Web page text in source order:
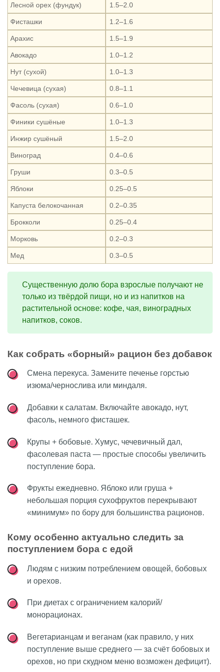
Лесной орех (фундук) 1.5–2.0
Фисташки 1.2–1.6
Арахис 1.5–1.9
Авокадо 1.0–1.2
Нут (сухой) 1.0–1.3
Чечевица (сухая) 0.8–1.1
Фасоль (сухая) 0.6–1.0
Финики сушёные 1.0–1.3
Инжир сушёный 1.5–2.0
Виноград 0.4–0.6
Груши 0.3–0.5
Яблоки 0.25–0.5
Капуста белокочанная 0.2–0.35
Брокколи 0.25–0.4
Морковь 0.2–0.3
Мед 0.3–0.5
Существенную долю бора взрослые получают не
только из твёрдой пищи, но и из напитков на
растительной основе: кофе, чая, виноградных
напитков, соков.
Как собрать «борный» рацион без добавок
Смена перекуса. Замените печенье горстью
изюма/чернослива или миндаля.
Добавки к салатам. Включайте авокадо, нут,
фасоль, немного фисташек.
Крупы + бобовые. Хумус, чечевичный дал,
фасолевая паста — простые способы увеличить
поступление бора.
Фрукты ежедневно. Яблоко или груша +
небольшая порция сухофруктов перекрывают
«минимум» по бору для большинства рационов.
Кому особенно актуально следить за
поступлением бора с едой
Людям с низким потреблением овощей, бобовых
и орехов.
При диетах с ограничением калорий/
монорационах.
Вегетарианцам и веганам (как правило, у них
поступление выше среднего — за счёт бобовых и
орехов, но при скудном меню возможен дефицит).